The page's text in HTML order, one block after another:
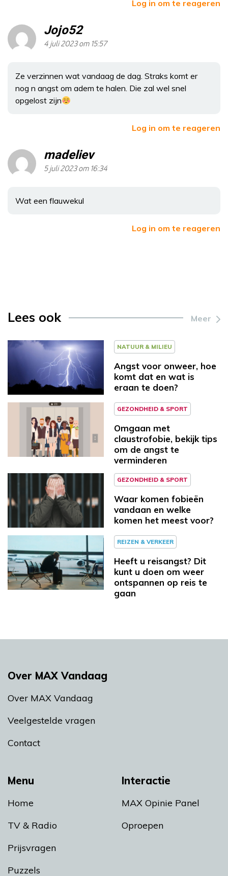
Log in om te reageren
Jojo52
4 juli 2023 om 15:57
Ze verzinnen wat vandaag de dag. Straks komt er
nog n angst om adem te halen. Die zal wel snel
opgelost zijn
Log in om te reageren
madeliev
5 juli 2023 om 16:34
Wat een flauwekul
Log in om te reageren
Lees ook Meer
NATUUR & MILIEU
Angst voor onweer, hoe
komt dat en wat is
eraan te doen?
GEZONDHEID & SPORT
Omgaan met
claustrofobie, bekijk tips
om de angst te
verminderen
GEZONDHEID & SPORT
Waar komen fobieën
vandaan en welke
komen het meest voor?
REIZEN & VERKEER
Heeft u reisangst? Dit
kunt u doen om weer
ontspannen op reis te
gaan
Menu
Home
TV & Radio
Prijsvragen
Puzzels
Interactie
MAX Opinie Panel
Oproepen
Over MAX Vandaag
Over MAX Vandaag
Veelgestelde vragen
Contact